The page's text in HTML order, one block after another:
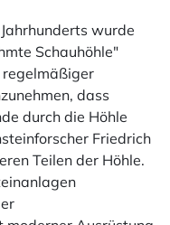
wurde
Schauhöhle"
regelmäßiger
dass
durch die Höhle
Friedrich
Teilen der Höhle.